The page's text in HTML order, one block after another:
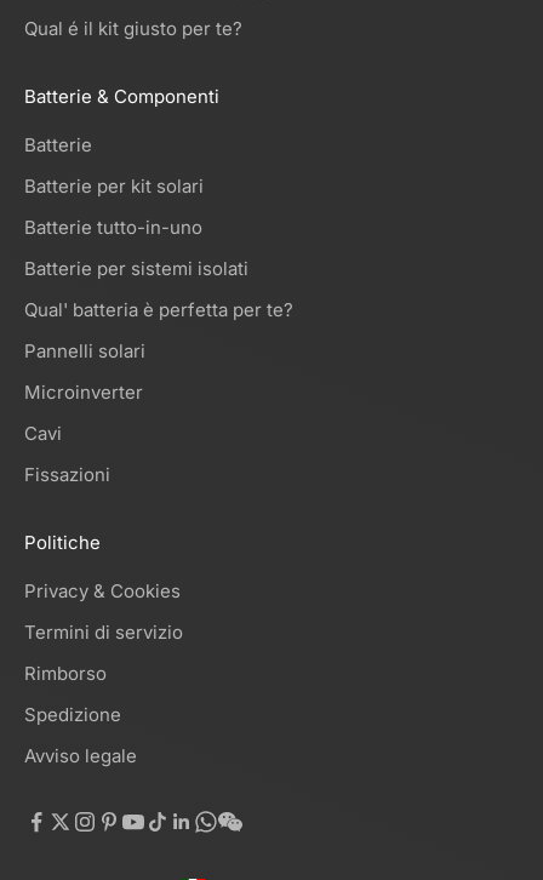
Qual é il kit giusto per te?
Batterie & Componenti
Batterie
Batterie per kit solari
Batterie tutto-in-uno
Batterie per sistemi isolati
Qual' batteria è perfetta per te?
Pannelli solari
Microinverter
Cavi
Fissazioni
Politiche
Privacy & Cookies
Termini di servizio
Rimborso
Spedizione
Avviso legale